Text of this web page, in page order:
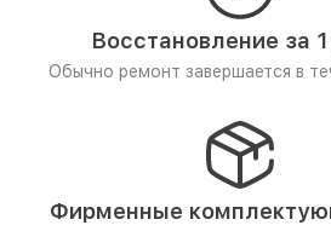
Восстановление за
Обычно ремонт завершается в
Фирменные